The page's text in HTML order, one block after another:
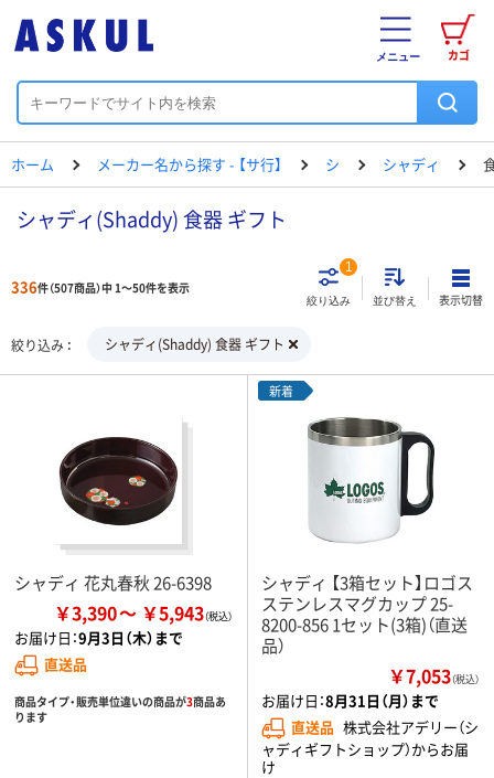
カゴ
メニュー
ホーム メーカー名から探す - 【サ行】 シ シャディ
シャディ(Shaddy) 食器 ギフト
336件（507商品）中 1～50件を表示
絞り込み
1
並び替え 表示切替
絞り込み シャディ(Shaddy) 食器 ギフト
シャディ 花丸春秋 26-6398
￥3,390 ￥5,943
お届け日：9月3日（木）まで
直送品
商品タイプ・販売単位違いの商品が3商品あ
ります
新着
シャディ 【3箱セット】ロゴス
ステンレスマグカップ 25-
8200-856 1セット(3箱)（直送
品）
￥7,053（税込）
お届け日：8月31日（月）まで
直送品 株式会社アデリー（シ
ャディギフトショップ）からお届
け